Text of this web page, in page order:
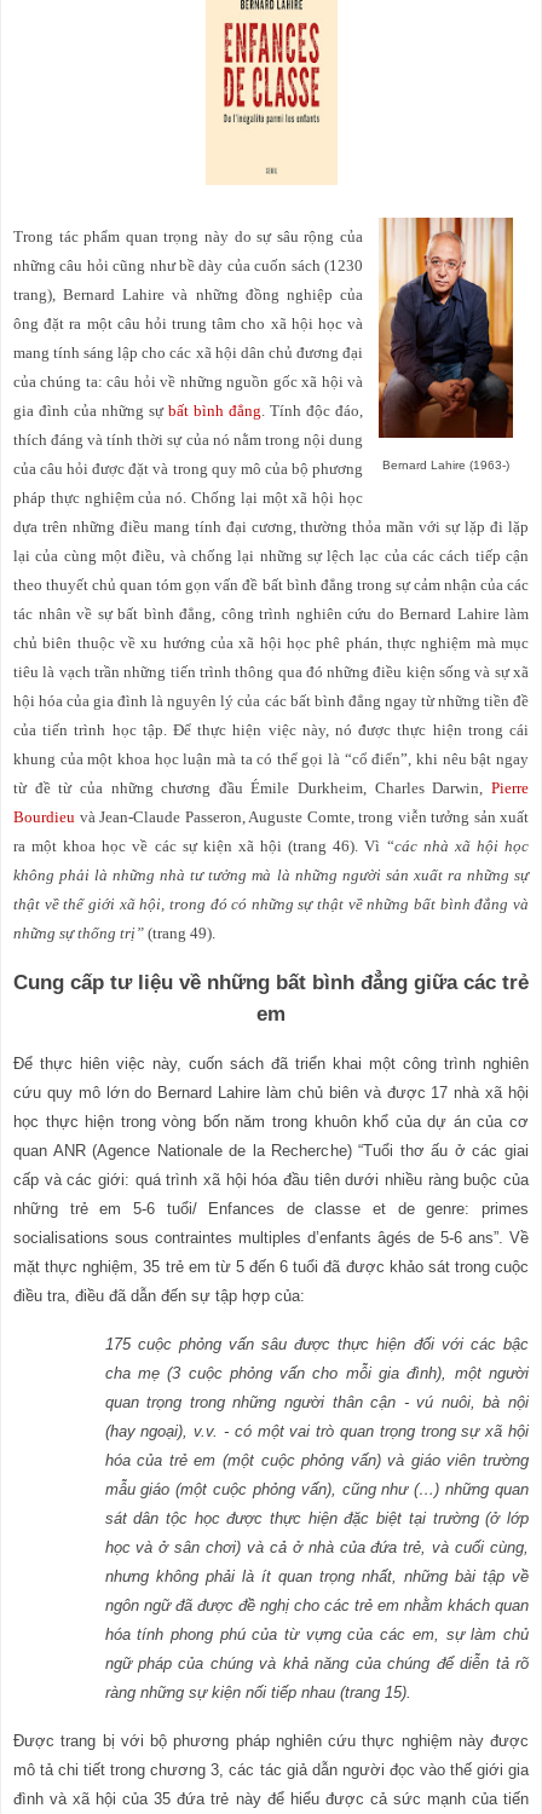
Bernard Lahire (1963-)
Trong tác phẩm quan trọng này do sự sâu rộng của
những câu hỏi cũng như bề dày của cuốn sách (1230
trang), Bernard Lahire và những đồng nghiệp của
ông đặt ra một câu hỏi trung tâm cho xã hội học và
mang tính sáng lập cho các xã hội dân chủ đương đại
của chúng ta: câu hỏi về những nguồn gốc xã hội và
gia đình của những sự bất bình đẳng . Tính độc đáo,
thích đáng và tính thời sự của nó nằm trong nội dung
của câu hỏi được đặt và trong quy mô của bộ phương
pháp thực nghiệm của nó. Chống lại một xã hội học
dựa trên những điều mang tính đại cương, thường thỏa mãn với sự lặp đi lặp
lại của cùng một điều, và chống lại những sự lệch lạc của các cách tiếp cận
theo thuyết chủ quan tóm gọn vấn đề bất bình đẳng trong sự cảm nhận của các
tác nhân về sự bất bình đẳng, công trình nghiên cứu do Bernard Lahire làm
chủ biên thuộc về xu hướng của xã hội học phê phán, thực nghiệm mà mục
tiêu là vạch trần những tiến trình thông qua đó những điều kiện sống và sự xã
hội hóa của gia đình là nguyên lý của các bất bình đẳng ngay từ những tiền đề
của tiến trình học tập. Để thực hiện việc này, nó được thực hiện trong cái
khung của một khoa học luận mà ta có thể gọi là “cổ điển”, khi nêu bật ngay
từ đề từ của những chương đầu Émile Durkheim, Charles Darwin, Pierre
Bourdieu và Jean-Claude Passeron, Auguste Comte, trong viễn tưởng sản xuất
ra một khoa học về các sự kiện xã hội (trang 46). Vì “các nhà xã hội học
không phải là những nhà tư tưởng mà là những người sản xuất ra những sự
thật về thế giới xã hội, trong đó có những sự thật về những bất bình đẳng và
những sự thống trị” (trang 49).
Cung cấp tư liệu về những bất bình đẳng giữa các trẻ
em
Để thực hiên việc này, cuốn sách đã triển khai một công trình nghiên
cứu quy mô lớn do Bernard Lahire làm chủ biên và được 17 nhà xã hội
học thực hiện trong vòng bốn năm trong khuôn khổ của dự án của cơ
quan ANR (Agence Nationale de la Recherche) “Tuổi thơ ấu ở các giai
cấp và các giới: quá trình xã hội hóa đầu tiên dưới nhiều ràng buộc của
những trẻ em 5-6 tuổi/ Enfances de classe et de genre: primes
socialisations sous contraintes multiples d’enfants âgés de 5-6 ans”. Về
mặt thực nghiệm, 35 trẻ em từ 5 đến 6 tuổi đã được khảo sát trong cuộc
điều tra, điều đã dẫn đến sự tập hợp của:
175 cuộc phỏng vấn sâu được thực hiện đối với các bậc
cha mẹ (3 cuộc phỏng vấn cho mỗi gia đình), một người
quan trọng trong những người thân cận - vú nuôi, bà nội
(hay ngoại), v.v.- có một vai trò quan trọng trong sự xã hội
hóa của trẻ em (một cuộc phỏng vấn) và giáo viên trường
mẫu giáo (một cuộc phỏng vấn), cũng như (…) những quan
sát dân tộc học được thực hiện đặc biệt tại trường (ở lớp
học và ở sân chơi) và cả ở nhà của đứa trẻ, và cuối cùng,
nhưng không phải là ít quan trọng nhất, những bài tập về
ngôn ngữ đã được đề nghị cho các trẻ em nhằm khách quan
hóa tính phong phú của từ vựng của các em, sự làm chủ
ngữ pháp của chúng và khả năng của chúng để diễn tả rõ
ràng những sự kiện nối tiếp nhau (trang 15).
Được trang bị với bộ phương pháp nghiên cứu thực nghiệm này được
mô tả chi tiết trong chương 3, các tác giả dẫn người đọc vào thế giới gia
đình và xã hội của 35 đứa trẻ này để hiểu được cả sức mạnh của tiến